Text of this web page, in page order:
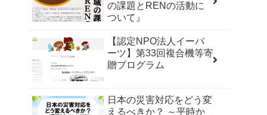
の課題とRENの活動に
ついて』
【認定NPO法人イーパ
ーツ】第33回複合機等寄
贈プログラム
日本の災害対応をどう変
えるべきか？ ～平時か